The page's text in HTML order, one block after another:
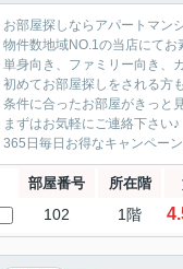
お部屋探しならアパートマン
物件数地域NO.1の当店にてお
単身向き、ファミリー向き、
初めてお部屋探しをされる方
条件に合ったお部屋がきっと
まずはお気軽にご連絡下さい♪
365日毎日お得なキャンペー
部屋番号 所在階
102 1階